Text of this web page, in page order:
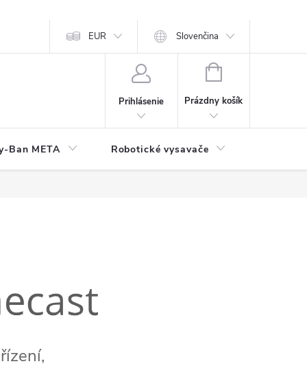
EUR Slovenčina
Prihlásenie
NÁKUPNÝ
Prázdny košík
Ban META Robotické vysavače